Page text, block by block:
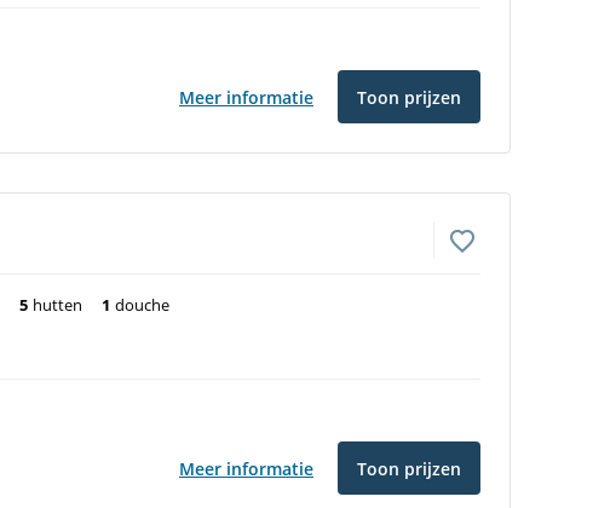
Meer informatie Toon prijzen
5 hutten 1 douche
Meer informatie Toon prijzen